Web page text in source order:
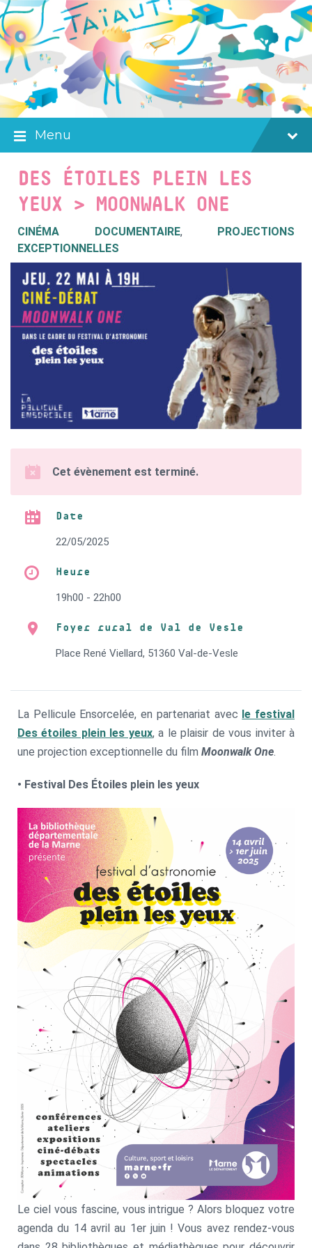
Skip
to
content
Skip
to
main
navigation
Skip
to
footer
Menu
DES ÉTOILES PLEIN LES
YEUX > MOONWALK ONE
CINÉMA DOCUMENTAIRE,
PROJECTIONS
EXCEPTIONNELLES
Cet évènement est terminé.
Date
22/05/2025
Heure
19h00 - 22h00
Foyer rural de Val de Vesle
Place René Viellard, 51360 Val-de-Vesle
La Pellicule Ensorcelée, en partenariat avec le festival
Des étoiles plein les yeux, a le plaisir de vous inviter à
une projection exceptionnelle du film Moonwalk One.
• Festival Des Étoiles plein les yeux
Le ciel vous fascine, vous intrigue ? Alors bloquez votre
agenda du 14 avril au 1er juin ! Vous avez rendez-vous